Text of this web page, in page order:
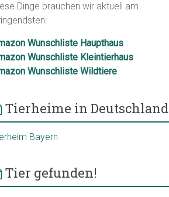
Dinge brauchen wir aktuell am
Wunschliste Haupthaus
Wunschliste Kleintierhaus
Wunschliste Wildtiere
Tierheime in Deutschland
Bayern
Tier gefunden!